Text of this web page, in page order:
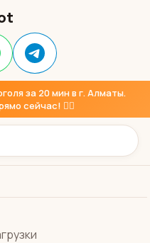
за 20 мин в г. Алматы.
сейчас! 👇🏼